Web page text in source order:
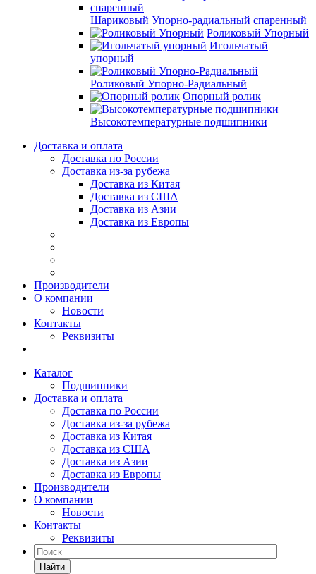
Шариковый Упорно-радиальный спаренный
Роликовый Упорный
Игольчатый
упорный
Роликовый Упорно-Радиальный
Опорный ролик
Высокотемпературные подшипники
Доставка и оплата
Доставка по России
Доставка из-за рубежа
Доставка из Китая
Доставка из США
Доставка из Азии
Доставка из Европы
Производители
О компании
Новости
Контакты
Реквизиты
Каталог
Подшипники
Доставка и оплата
Доставка по России
Доставка из-за рубежа
Доставка из Китая
Доставка из США
Доставка из Азии
Доставка из Европы
Производители
О компании
Новости
Контакты
Реквизиты
Найти